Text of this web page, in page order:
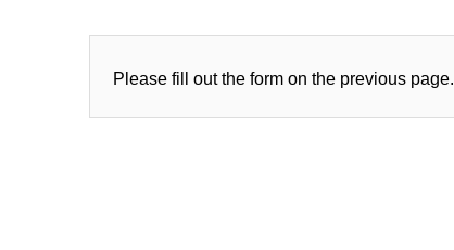
Please fill out the form on the previous page.